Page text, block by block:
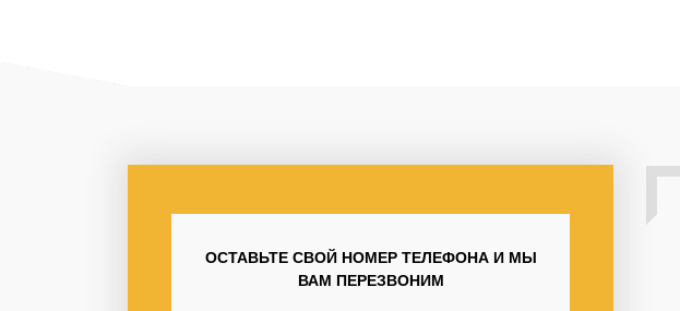
ОСТАВЬТЕ СВОЙ НОМЕР ТЕЛЕФОНА И МЫ
ВАМ ПЕРЕЗВОНИМ